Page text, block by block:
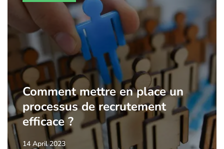
Comment mettre en place un
processus de recrutement
efficace ?
14 April 2023